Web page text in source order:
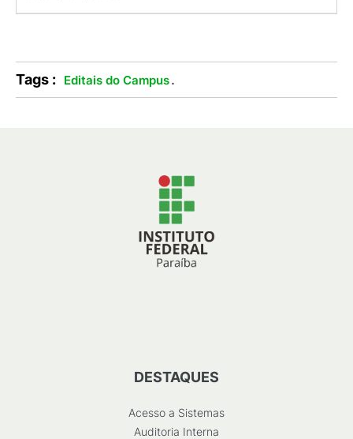
Tags : Editais do Campus.
DESTAQUES
Acesso a Sistemas
Auditoria Interna